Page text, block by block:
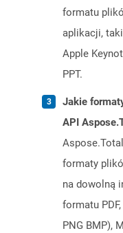
formatu
aplikacji,
Apple
PPT.
Jakie
API
formaty
na dowolną
formatu PDF,
PNG BMP),